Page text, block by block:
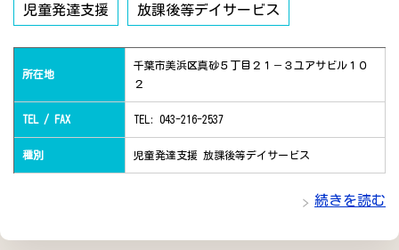
児童発達支援
放課後等デイサービス
所在地
千葉市美浜区真砂５丁目２１－３ユアサビル１０
２
TEL / FAX TEL: 043-216-2537
種別 児童発達支援 放課後等デイサービス
続きを読む